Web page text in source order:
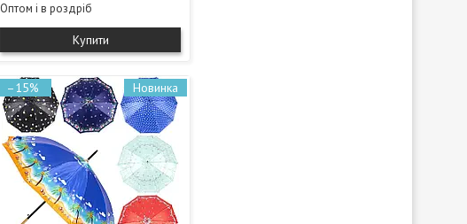
Оптом і в роздріб
Купити
–15% Новинка